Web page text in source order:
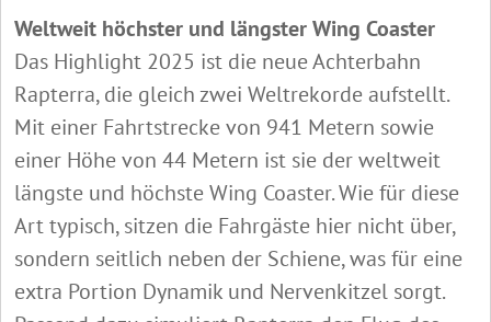
Weltweit höchster und längster Wing Coaster
Das Highlight 2025 ist die neue Achterbahn
Rapterra, die gleich zwei Weltrekorde aufstellt.
Mit einer Fahrtstrecke von 941 Metern sowie
einer Höhe von 44 Metern ist sie der weltweit
längste und höchste Wing Coaster. Wie für diese
Art typisch, sitzen die Fahrgäste hier nicht über,
sondern seitlich neben der Schiene, was für eine
extra Portion Dynamik und Nervenkitzel sorgt.